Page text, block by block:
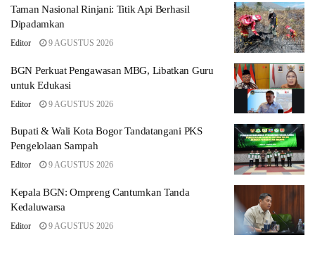
Taman Nasional Rinjani: Titik Api Berhasil
Dipadamkan
Editor 9 AGUSTUS 2026
BGN Perkuat Pengawasan MBG, Libatkan Guru
untuk Edukasi
Editor 9 AGUSTUS 2026
Bupati & Wali Kota Bogor Tandatangani PKS
Pengelolaan Sampah
Editor 9 AGUSTUS 2026
Kepala BGN: Ompreng Cantumkan Tanda
Kedaluwarsa
Editor 9 AGUSTUS 2026